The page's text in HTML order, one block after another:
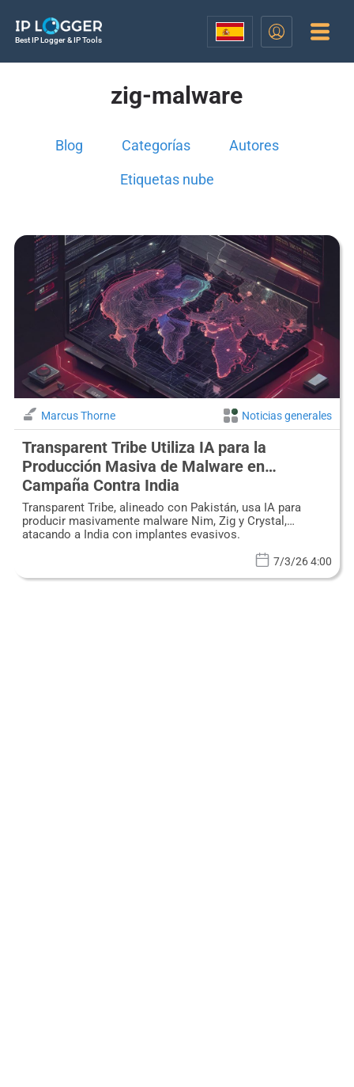
Best IP Logger & IP Tools
zig-malware
Blog Categorías Autores
Etiquetas nube
Marcus Thorne Noticias generales
Transparent Tribe Utiliza IA para la
Producción Masiva de Malware en
Campaña Contra India
Transparent Tribe, alineado con Pakistán, usa IA para
producir masivamente malware Nim, Zig y Crystal,
atacando a India con implantes evasivos.
7/3/26 4:00